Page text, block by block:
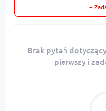
+
Brak pytań
pierwszy i